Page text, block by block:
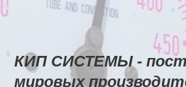
КИП СИСТЕМЫ -
мировых